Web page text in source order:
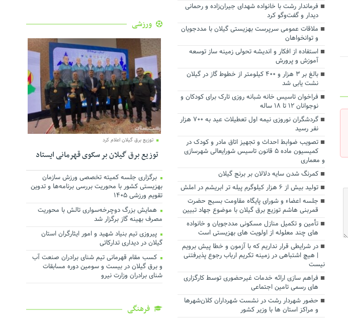
فرماندار رشت با خانواده شهدای جیران‌زاده و رحمانی
دیدار و گفت‌وگو کرد
ملاقات عمومی سرپرست بهزیستی گیلان با مددجویان
و توانخواهان
استفاده از افکار و اندیشه تحولی زمینه ساز توسعه
آموزش و پرورش
بالغ بر ۳ هزار و ۴۰۰ کیلومتر از خطوط گاز در گیلان
نشت یابی شد
فراخوان تاسیس خانه شبانه روزی تارک برای کودکان و
نوجوانان ۱۲ تا ۱۸ ساله
گردشگران نوروزی نیمه اول تعطیلات عید به ۷۰۰ هزار
نفر رسید
تصویب ضوابط احداث و تجهیز اتاق مادر و کودک در
کمیسیون ماده ۵ قانون تاسیس شورایعالی شهرسازی
و معماری
کمرنگ شدن سایه دلالان بر برنج گیلان
تولید بیش از ۶ هزار کیلوگرم پیله‌ تر ابریشم در املش
جلسه اعضاء و شورای پایگاه مقاومت بسیج حضرت
قمربنی هاشم توزیع برق گیلان با موضوع جهاد تبیین
تأمین و تکمیل منازل مسکونی مددجویان و خانواده
های چند معلوله از اولویت های بهزیستی است
در شرایطی قرار نداریم که با آزمون و خطا پیش برویم
| هیچ اشتباهی در زمینه تکریم ارباب رجوع پذیرفتنی
نیست
فراهم سازی ارائه خدمات غیرحضوری توسط کارگزاری
های رسمی تامین اجتماعی
حضور شهردار رشت در نشست شهرداران کلان‌شهرها
و مراکز استان ها با وزیر کشور
ورزشی
توزیع برق گیلان اعلام کرد
توزیع برق گیلان بر سکوی قهرمانی ایستاد
برگزاری جلسه کمیته تخصصی ورزش سازمان
بهزیستی کشور با محوریت بررسی برنامه‌ها و تدوین
تقویم ورزشی ۱۴۰۵
همایش بزرگ دوچرخه‌سواری تالش با محوریت
مصرف بهینه گاز برگزار شد
پیروزی تیم بنیاد شهید و امور ایثارگران استان
گیلان در دیداری تدارکاتی
کسب مقام قهرمانی تیم شنای برادران صنعت آب
و برق گیلان در بیست و سومین دوره مسابقات
شنای برادران وزارت نیرو
فرهنگی